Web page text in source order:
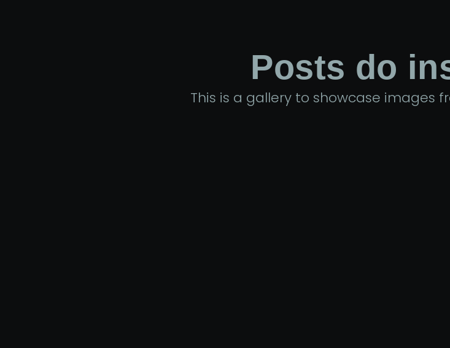
Posts do
This is a gallery to showcase images